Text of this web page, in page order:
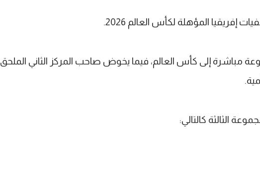
إفريقيا المؤهلة لكأس العالم 2026.
مباشرة إلى كأس العالم، فيما يخوض صاحب المركز الثاني الملحق
الثالثة كالتالي: